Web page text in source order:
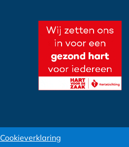
Cookieverklaring